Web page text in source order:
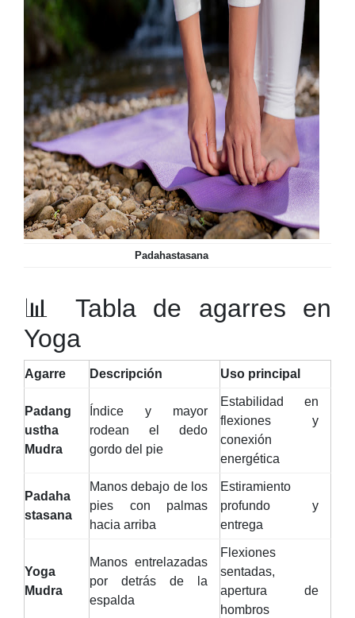
Padahastasana
📊 Tabla de agarres en
Yoga
Agarre Descripción Uso principal
Padang
ustha
Mudra
Índice y mayor
rodean el dedo
gordo del pie
Estabilidad en
flexiones y
conexión
energética
Padaha
stasana
Manos debajo de los
pies con palmas
hacia arriba
Estiramiento
profundo y
entrega
Yoga
Mudra
Manos entrelazadas
por detrás de la
espalda
Flexiones
sentadas,
apertura de
hombros